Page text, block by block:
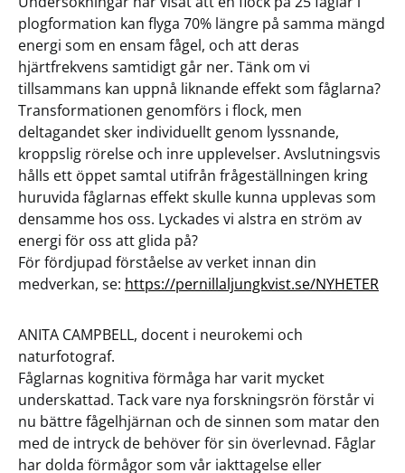
plogformation kan flyga 70% längre på samma mängd
energi som en ensam fågel, och att deras
hjärtfrekvens samtidigt går ner. Tänk om vi
tillsammans kan uppnå liknande effekt som fåglarna?
Transformationen genomförs i flock, men
deltagandet sker individuellt genom lyssnande,
kroppslig rörelse och inre upplevelser. Avslutningsvis
hålls ett öppet samtal utifrån frågeställningen kring
huruvida fåglarnas effekt skulle kunna upplevas som
densamme hos oss. Lyckades vi alstra en ström av
energi för oss att glida på?
För fördjupad förståelse av verket innan din
medverkan, se: https://pernillaljungkvist.se/NYHETER
ANITA CAMPBELL, docent i neurokemi och
naturfotograf.
Fåglarnas kognitiva förmåga har varit mycket
underskattad. Tack vare nya forskningsrön förstår vi
nu bättre fågelhjärnan och de sinnen som matar den
med de intryck de behöver för sin överlevnad. Fåglar
har dolda förmågor som vår iakttagelse eller